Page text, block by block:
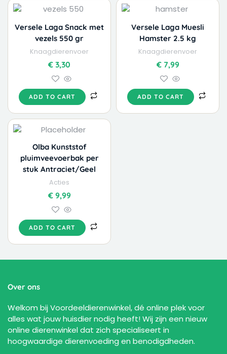
Versele Laga Snack met
vezels 550 gr
Knaagdierenvoer
€ 3,30
ADD TO CART
Versele Laga Muesli
Hamster 2.5 kg
Knaagdierenvoer
€7,99
ADD TO CART
Olba Kunststof
pluimveevoerbak per
stuk Antraciet/Geel
Acties
€9,99
ADD TO CART
Over ons
Welkom bij Voordeeldierenwinkel, dé online plek voor
alles wat jouw huisdier nodig heeft! Wij zijn een nieuw
online dierenwinkel dat zich specialiseert in
hoogwaardige dierenvoeding en benodigdheden.